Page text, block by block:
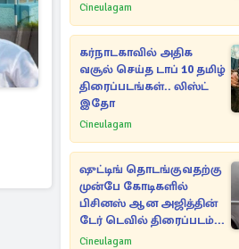
Cineulagam
கர்நாடகாவில் அதிக
வசூல் செய்த டாப் 10 தமிழ்
திரைப்படங்கள்.. லிஸ்ட்
இதோ
Cineulagam
ஷுட்டிங் தொடங்குவதற்கு
முன்பே கோடிகளில்
பிசினஸ் ஆன அஜித்தின்
டேர் டெவில் திரைப்படம்...
Cineulagam